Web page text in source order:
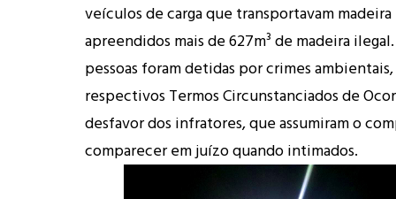
veículos de carga que transportavam
apreendidos mais de 627m³ de madeira
pessoas foram detidas por crimes
respectivos Termos Circunstanciados de
desfavor dos infratores, que assumiram o
comparecer em juízo quando intimados.